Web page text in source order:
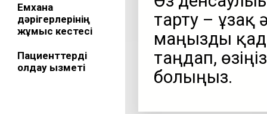
Емхана
дәрігерлерінің
жұмыс кестесі
Пациенттерді
қолдау қызметі
тарту – ұзақ
маңызды
таңдап,
болыңыз.